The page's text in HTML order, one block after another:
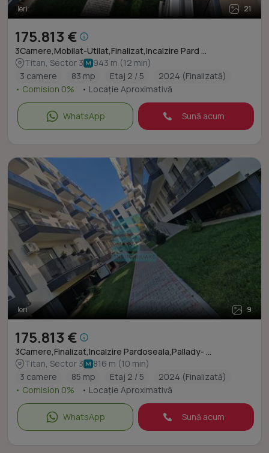
Ieri 21
175.813 €
3Camere,Mobilat-Utilat,Finalizat,Incalzire Pard ...
Titan, Sector 3
943 m (12 min)
3 camere
83 mp Etaj 2 / 5
2024 (Finalizată)
• Comision 0%
• Locație Aproximativă
WhatsApp Sună acum
Ieri 9
175.813 €
3Camere,Finalizat,Incalzire Pardoseala,Pallady- ...
Titan, Sector 3
816 m (10 min)
3 camere
85 mp Etaj 2 / 5
2024 (Finalizată)
• Comision 0%
• Locație Aproximativă
WhatsApp Sună acum